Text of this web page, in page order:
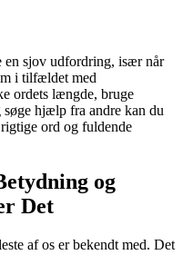
en sjov udfordring, især når
i tilfældet med
ordets længde, bruge
søge hjælp fra andre kan du
ord og fuldende
og
Det
af os er bekendt med. Det